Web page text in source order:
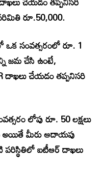
రూ.50,000.
సంవత్సరంలో రూ. 1
జమ చేసి ఉంటే,
చేయడం తప్పనిసరి
లోపు రూ. 50 లక్షలు
అయితే మీరు ఆదాయపు
పరిస్థితిలో ఐటీఆర్ దాఖలు